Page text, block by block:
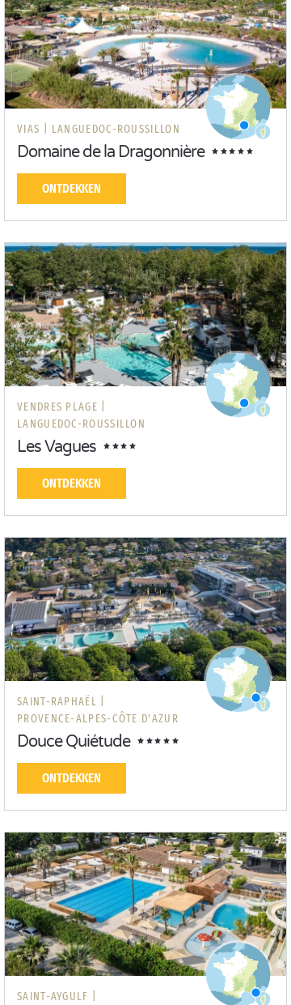
VIAS | LANGUEDOC-ROUSSILLON
Domaine de la Dragonnière
ONTDEKKEN
VENDRES PLAGE |
LANGUEDOC-ROUSSILLON
Les Vagues
ONTDEKKEN
SAINT-RAPHAËL |
PROVENCE-ALPES-CÔTE D'AZUR
Douce Quiétude
ONTDEKKEN
SAINT-AYGULF |